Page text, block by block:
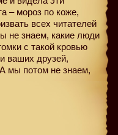
– мороз по коже,
всех читателей
не знаем, какие люди
с такой кровью
ваших друзей,
мы потом не знаем,